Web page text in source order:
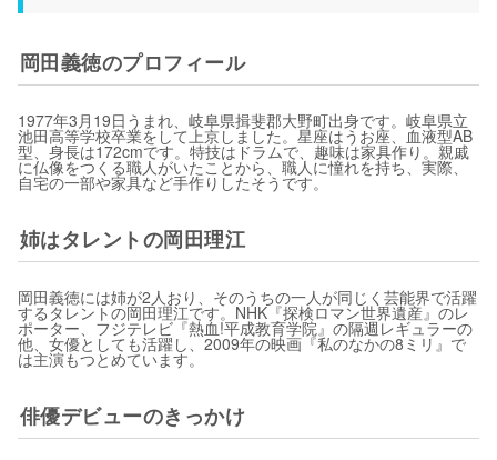
岡田義徳のプロフィール
1977年3月19日うまれ、岐阜県揖斐郡大野町出身です。岐阜県立
池田高等学校卒業をして上京しました。星座はうお座、血液型AB
型、身長は172cmです。特技はドラムで、趣味は家具作り。親戚
に仏像をつくる職人がいたことから、職人に憧れを持ち、実際、
自宅の一部や家具など手作りしたそうです。
姉はタレントの岡田理江
岡田義徳には姉が2人おり、そのうちの一人が同じく芸能界で活躍
するタレントの岡田理江です。NHK『探検ロマン世界遺産』のレ
ポーター、フジテレビ『熱血!平成教育学院』の隔週レギュラーの
他、女優としても活躍し、2009年の映画『私のなかの8ミリ』で
は主演もつとめています。
俳優デビューのきっかけ